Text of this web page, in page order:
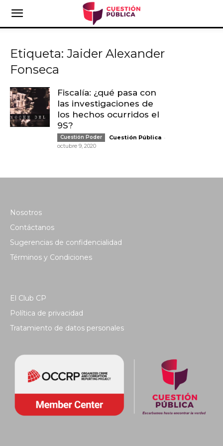
Etiqueta: Jaider Alexander
Fonseca
Fiscalía: ¿qué pasa con
las investigaciones de
los hechos ocurridos el
9S?
Cuestión Poder Cuestión Pública -
octubre 9, 2020
Nosotros
Contáctanos
Sugerencias de confidencialidad
Términos y Condiciones
El Club CP
Política de privacidad
Tratamiento de datos personales